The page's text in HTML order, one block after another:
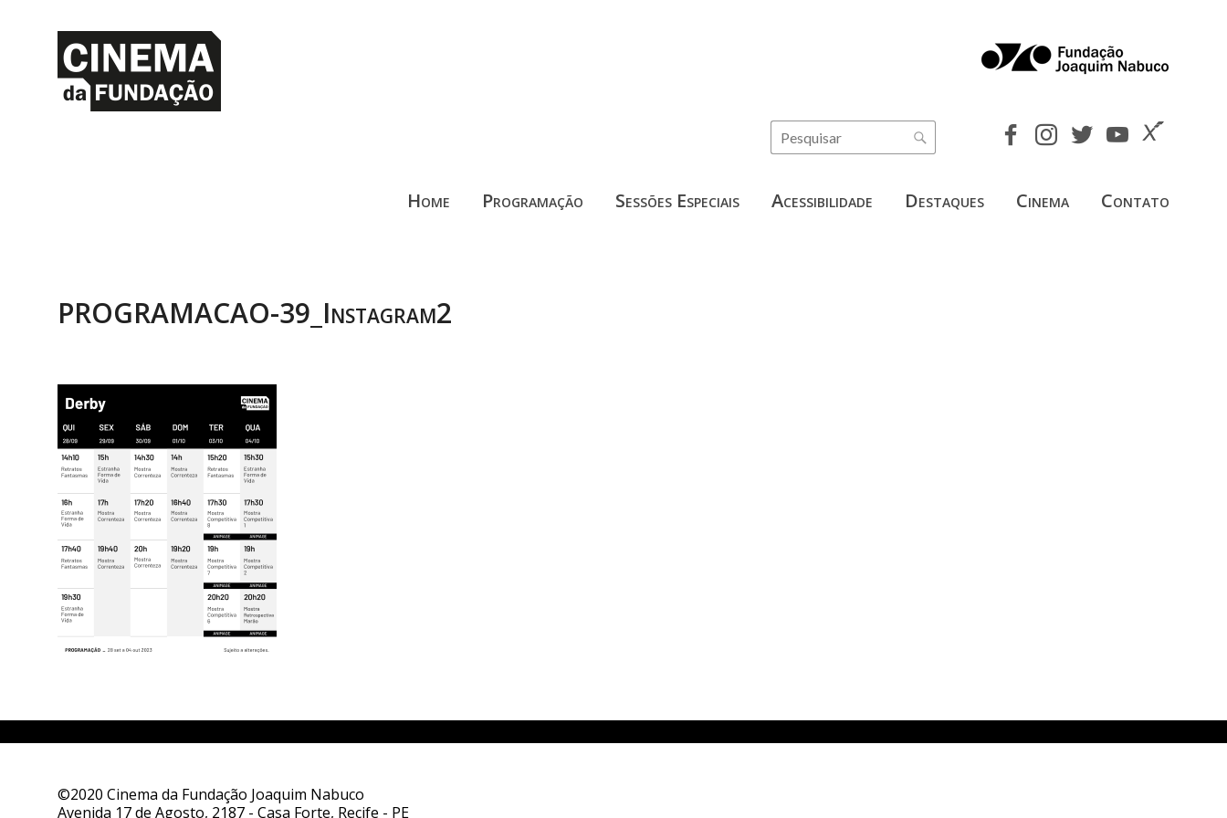
Home Programação Sessões Especiais Acessibilidade Destaques Cinema Contato
PROGRAMACAO-39_Instagram2
©2020 Cinema da Fundação Joaquim Nabuco
Avenida 17 de Agosto, 2187 - Casa Forte, Recife - PE